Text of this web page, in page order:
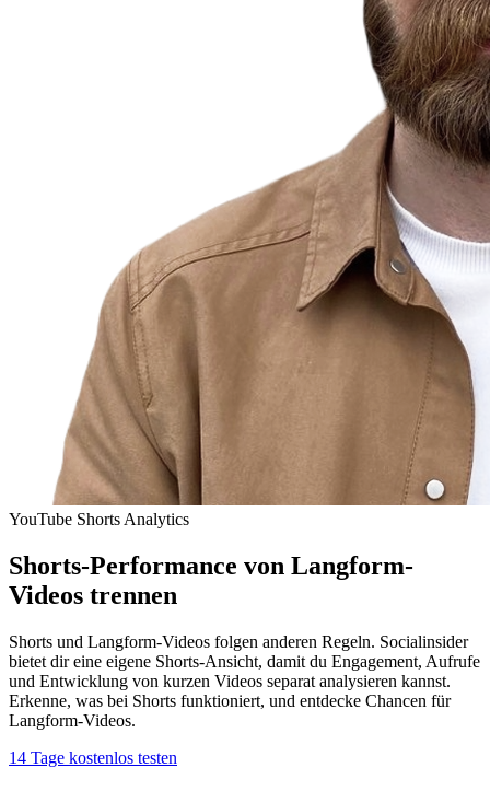
YouTube Shorts Analytics
Shorts-Performance von Langform-
Videos trennen
Shorts und Langform-Videos folgen anderen Regeln. Socialinsider
bietet dir eine eigene Shorts-Ansicht, damit du Engagement, Aufrufe
und Entwicklung von kurzen Videos separat analysieren kannst.
Erkenne, was bei Shorts funktioniert, und entdecke Chancen für
Langform-Videos.
14 Tage kostenlos testen